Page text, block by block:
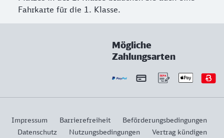
Fahrkarte für die 1. Klasse.
Mögliche
Zahlungsarten
Impressum Barrierefreiheit
Beförderungsbedingungen
Datenschutz
Nutzungsbedingungen Vertrag kündigen